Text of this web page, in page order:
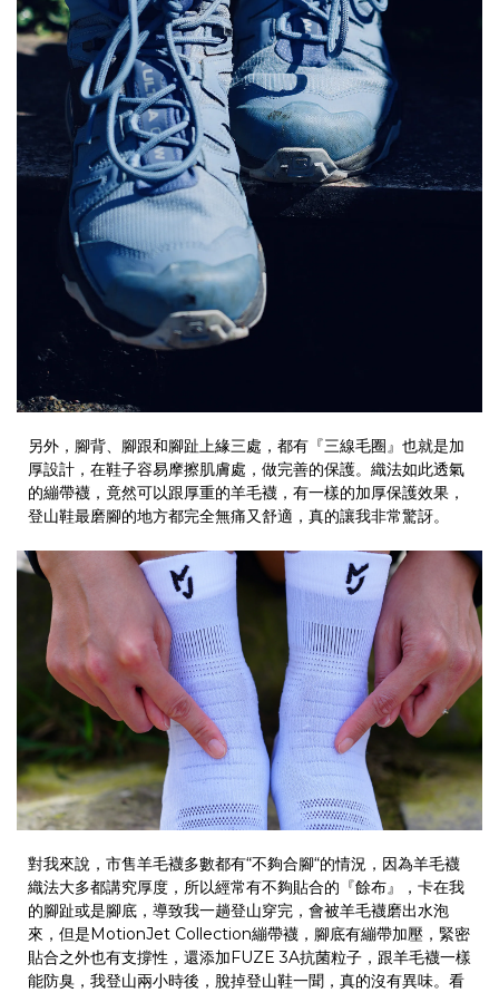
另外，腳背、腳跟和腳趾上緣三處，都有『三線毛圈』也就是加
厚設計，在鞋子容易摩擦肌膚處，做完善的保護。織法如此透氣
的繃帶襪，竟然可以跟厚重的羊毛襪，有一樣的加厚保護效果，
登山鞋最磨腳的地方都完全無痛又舒適，真的讓我非常驚訝。
對我來說，市售羊毛襪多數都有“不夠合腳“的情況，因為羊毛襪
織法大多都講究厚度，所以經常有不夠貼合的『餘布』，卡在我
的腳趾或是腳底，導致我一趟登山穿完，會被羊毛襪磨出水泡
來，但是 MotionJet Collection繃帶襪，腳底有繃帶加壓，緊密
貼合之外也有支撐性，還添加 FUZE 3A抗菌粒子，跟羊毛襪一樣
能防臭，我登山兩小時後，脫掉登山鞋一聞，真的沒有異味。看